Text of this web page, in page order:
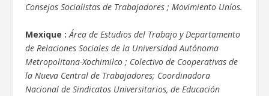
Consejos Socialistas de Trabajadores ; Movimiento Uníos.
Mexique : Área de Estudios del Trabajo y Departamento
de Relaciones Sociales de la Universidad Autónoma
Metropolitana-Xochimilco ; Colectivo de Cooperativas de
la Nueva Central de Trabajadores; Coordinadora
Nacional de Sindicatos Universitarios, de Educación